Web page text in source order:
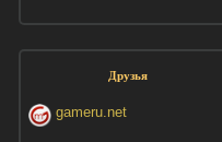
Друзья
gameru.net